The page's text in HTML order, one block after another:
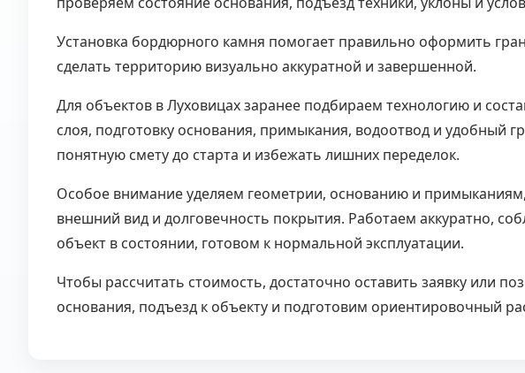
Установка бордюрного камня помогает правильно оформить
сделать территорию визуально аккуратной и завершенной.
Для объектов в Луховицах заранее подбираем технологию и
слоя, подготовку основания, примыкания, водоотвод и удобный
понятную смету до старта и избежать лишних переделок.
Особое внимание уделяем геометрии, основанию и
внешний вид и долговечность покрытия. Работаем аккуратно,
объект в состоянии, готовом к нормальной эксплуатации.
Чтобы рассчитать стоимость, достаточно оставить заявку или
основания, подъезд к объекту и подготовим ориентировочный